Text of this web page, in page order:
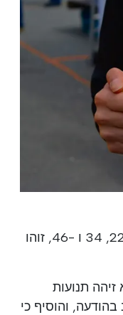
על פי הודעה, שלושה גברים, בני 22, 34 ו -46, זוהו
תנועות
והוסיף כי